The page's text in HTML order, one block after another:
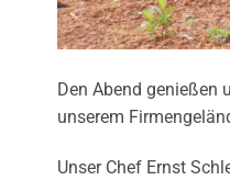
Den Abend genießen
unserem
Unser Chef Ernst